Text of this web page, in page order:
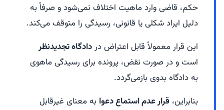
حکم، قاضی وارد ماهیت اختلاف نمی‌شود و صرفاً به
دلیل ایراد شکلی یا قانونی، رسیدگی را متوقف می‌کند.
این قرار معمولاً قابل اعتراض در دادگاه تجدیدنظر
است و در صورت نقض، پرونده برای رسیدگی ماهوی
به دادگاه بدوی بازمی‌گردد.
بنابراین، قرار عدم استماع دعوا به معنای غیرقابل